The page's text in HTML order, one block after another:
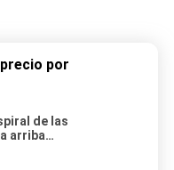
por
de las
arriba